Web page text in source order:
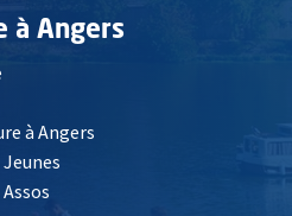
à Angers
à Angers